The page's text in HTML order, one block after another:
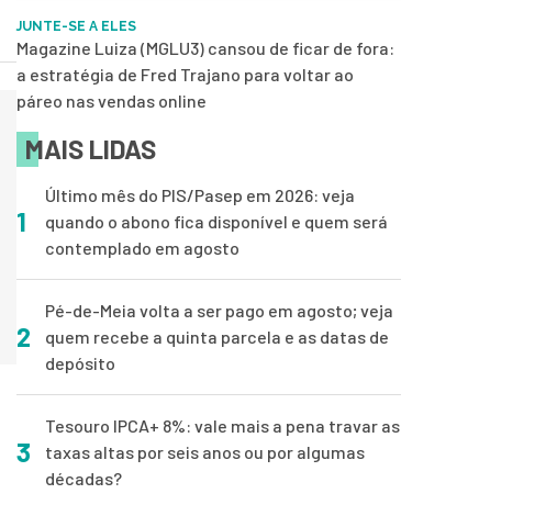
JUNTE-SE A ELES
Magazine Luiza (MGLU3) cansou de ficar de fora:
a estratégia de Fred Trajano para voltar ao
páreo nas vendas online
MAIS LIDAS
1
Último mês do PIS/Pasep em 2026: veja
quando o abono fica disponível e quem será
contemplado em agosto
2
Pé-de-Meia volta a ser pago em agosto; veja
quem recebe a quinta parcela e as datas de
depósito
3
Tesouro IPCA+ 8%: vale mais a pena travar as
taxas altas por seis anos ou por algumas
décadas?